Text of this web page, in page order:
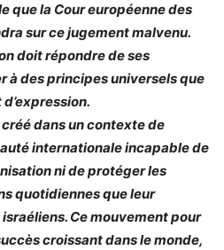
que la Cour européenne des
sur ce jugement malvenu.
doit répondre de ses
à des principes universels que
créé dans un contexte de
internationale incapable de
ni de protéger les
quotidiennes que leur
Ce mouvement pour
croissant dans le monde,